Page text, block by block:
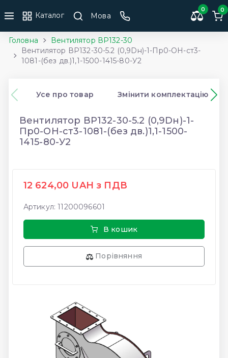
Каталог Мова
0 0
Головна
Вентилятор ВР132-30
Вентилятор ВР132-30-5.2 (0,9Dн)-1-Пр0-ОН-ст3-
1081-(без дв.)1,1-1500-1415-80-У2
Усе про товар Змінити комплектацію
Вентилятор ВР132-30-5.2 (0,9Dн)-1-
Пр0-ОН-ст3-1081-(без дв.)1,1-1500-
1415-80-У2
12 624,00 UAH з ПДВ
Артикул: 11200096601
В кошик
Порівняння